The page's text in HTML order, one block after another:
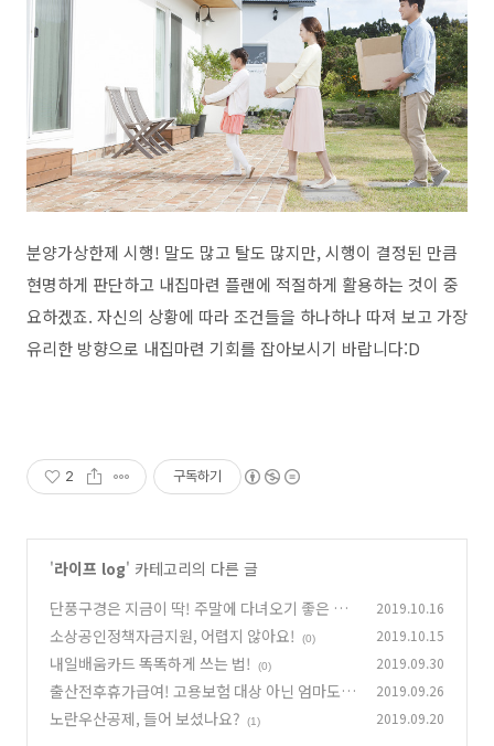
분양가상한제 시행! 말도 많고 탈도 많지만, 시행이 결정된 만큼
현명하게 판단하고 내집마련 플랜에 적절하게 활용하는 것이 중
요하겠죠. 자신의 상황에 따라 조건들을 하나하나 따져 보고 가장
유리한 방향으로 내집마련 기회를 잡아보시기 바랍니다:D
2 구독하기
'라이프 log' 카테고리의 다른 글
단풍구경은 지금이 딱! 주말에 다녀오기 좋은 단
풍 맛집
(0)
2019.10.16
소상공인정책자금지원, 어렵지 않아요! (0) 2019.10.15
내일배움카드 똑똑하게 쓰는 법! (0) 2019.09.30
출산전후휴가급여! 고용보험 대상 아닌 엄마도
가능?
(1)
2019.09.26
노란우산공제, 들어 보셨나요? (1) 2019.09.20